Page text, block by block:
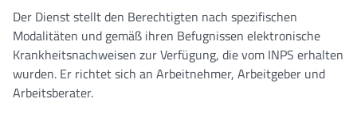
Der Dienst stellt den Berechtigten nach spezifischen
Modalitäten und gemäß ihren Befugnissen elektronische
Krankheitsnachweisen zur Verfügung, die vom INPS erhalten
wurden. Er richtet sich an Arbeitnehmer, Arbeitgeber und
Arbeitsberater.